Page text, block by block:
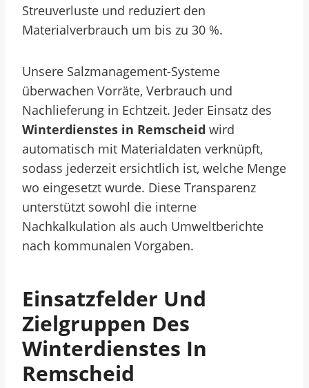
Streuverluste und reduziert den
Materialverbrauch um bis zu 30 %.
Unsere Salzmanagement-Systeme
überwachen Vorräte, Verbrauch und
Nachlieferung in Echtzeit. Jeder Einsatz des
Winterdienstes in Remscheid wird
automatisch mit Materialdaten verknüpft,
sodass jederzeit ersichtlich ist, welche Menge
wo eingesetzt wurde. Diese Transparenz
unterstützt sowohl die interne
Nachkalkulation als auch Umweltberichte
nach kommunalen Vorgaben.
Einsatzfelder Und
Zielgruppen Des
Winterdienstes In
Remscheid